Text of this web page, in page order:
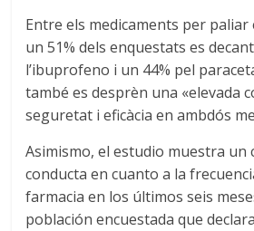
Entre els medicaments per
un 51% dels enquestats es
l’ibuprofeno i un 44% pel
també es desprèn una «elevada
seguretat i eficàcia en ambdós
Asimismo, el estudio muestra un
conducta en cuanto a la
farmacia en los últimos seis
población encuestada que